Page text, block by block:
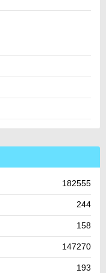
182555
244
158
147270
193